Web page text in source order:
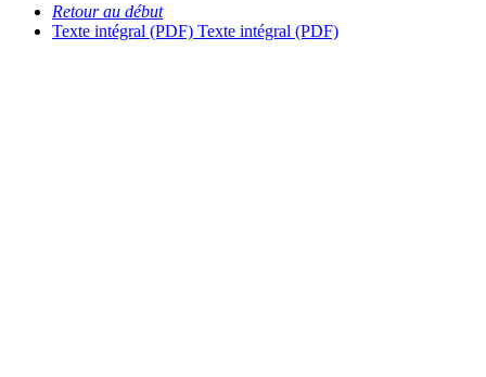
Retour au début
Texte intégral (PDF) Texte intégral (PDF)